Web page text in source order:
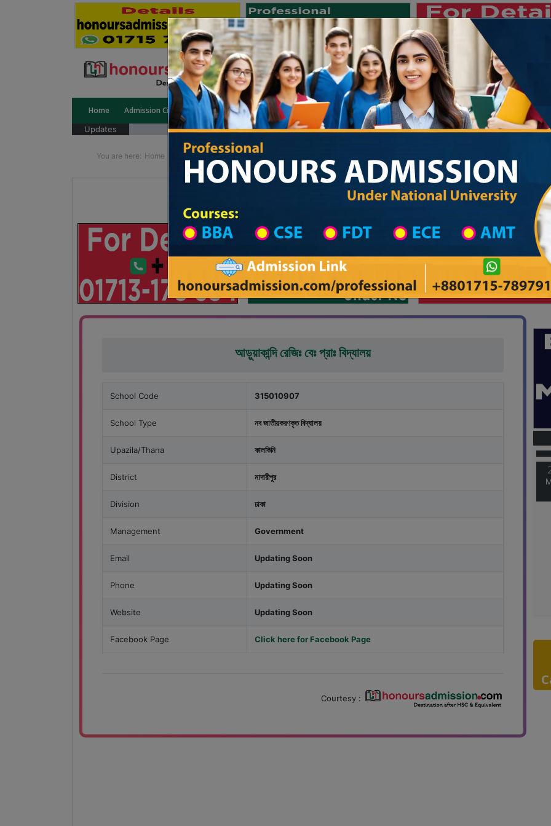
Home Admission Circular Public University Private University International University University College
Updates জাতীয় বিশ্ববিদ্যালয় ২০২৫-২৬ শিক্ষাবর্ষের
You are here: Home School Category Division List
Private University Admission
আড়ুয়াকান্দি রেজিঃ বেঃ প্রাঃ বিদ্যালয়
School Code 315010907
School Type নব জাতীয়করণকৃত বিদ্যালয়
Upazila/Thana কালকিনি
District মাদারীপুর
Division ঢাকা
Management Government
Email Updating Soon
Phone Updating Soon
Website Updating Soon
Facebook Page Click here for Facebook Page
Courtesy :